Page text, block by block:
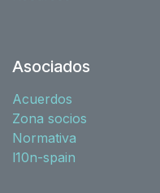
Asociados
Acuerdos
Zona socios
Normativa
l10n-spain